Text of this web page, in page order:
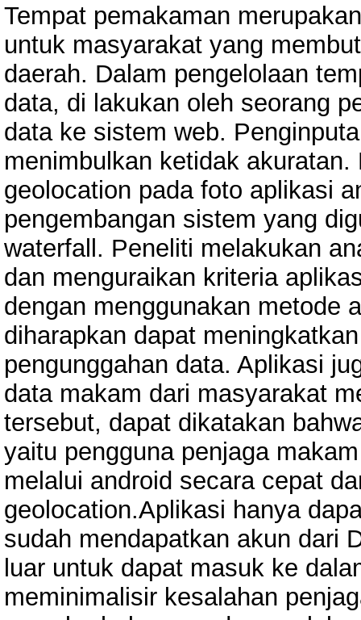
Tempat pemakaman
untuk masyarakat yang
daerah. Dalam pengelolaan
data, di lakukan oleh seorang
data ke sistem web.
menimbulkan ketidak
geolocation pada foto aplikasi
pengembangan sistem yang
waterfall. Peneliti melakukan
dan menguraikan kriteria
dengan menggunakan metode
diharapkan dapat
pengunggahan data. Aplikasi
data makam dari masyarakat
tersebut, dapat dikatakan
yaitu pengguna penjaga
melalui android secara cepat
geolocation.Aplikasi hanya
sudah mendapatkan akun dari
luar untuk dapat masuk ke
meminimalisir kesalahan